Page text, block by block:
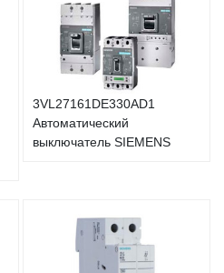
3VL27161DE330AD1
Автоматический
выключатель SIEMENS